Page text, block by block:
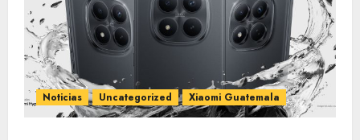
Noticias Uncategorized Xiaomi Guatemala